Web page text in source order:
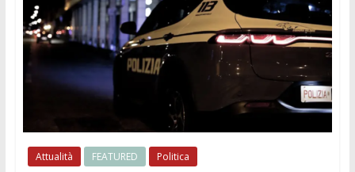
Attualità FEATURED Politica